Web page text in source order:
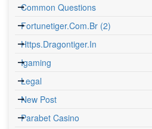
Common Questions
Fortunetiger.com.br (2)
Https.dragontiger.in
Igaming
Legal
New Post
Parabet Casino